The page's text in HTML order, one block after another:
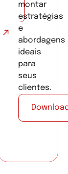
montar
estratégias
e
abordagens
ideais
para
seus
clientes.